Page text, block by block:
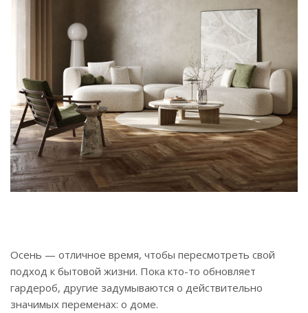
Осень — отличное время, чтобы пересмотреть свой
подход к бытовой жизни. Пока кто-то обновляет
гардероб, другие задумываются о действительно
значимых переменах: о доме.